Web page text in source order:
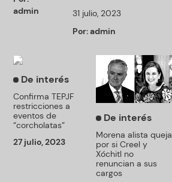
admin
31 julio, 2023
Por:admin
De interés
Confirma TEPJF
restricciones a
eventos de
“corcholatas”
27 julio, 2023
De interés
Morena alista queja
por si Creel y
Xóchitl no
renuncian a sus
cargos